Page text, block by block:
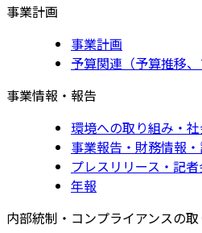
事業計画
事業計画
予算関連（予算推移、
事業情報・報告
環境への取り組み・
事業報告・財務情報
プレスリリース・記
年報
内部統制・コンプライアンスの